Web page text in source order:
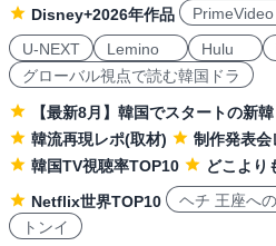
Disney+2026年作品
U-NEXT
Lemino Hulu
グローバル視点で読む韓国ドラ
【最新8月】韓国でスタートの新
韓流再現レポ(取材)
制作発表会
韓国TV視聴率TOP10
どこより
Netflix世界TOP10
ヘチ 王座へ
トンイ